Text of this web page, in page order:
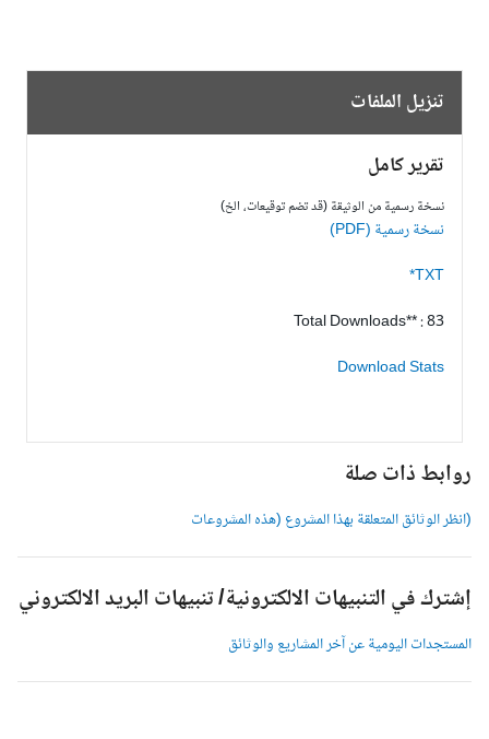
تنزيل الملفات
تقرير كامل
نسخة رسمية من الوثيقة (قد تضم توقيعات، الخ)
نسخة رسمية (PDF)
TXT*
Total Downloads** : 83
Download Stats
روابط ذات صلة
(انظر الوثائق المتعلقة بهذا المشروع (هذه المشروعات
إشترك في التنبيهات الالكترونية/ تنبيهات البريد الالكتروني
المستجدات اليومية عن آخر المشاريع والوثائق